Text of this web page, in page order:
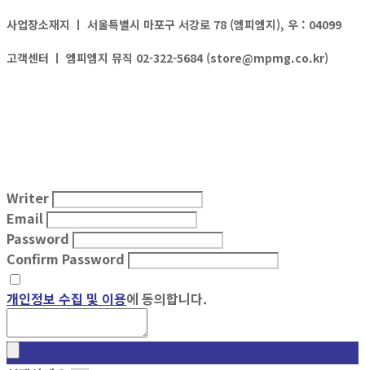
사업장소재지 ㅣ 서울특별시 마포구 서강로 78 (엠피엠지), 우 : 04099
고객센터 ㅣ 엠피엠지 뮤직 02-322-5684 (store@mpmg.co.kr)
Writer
Email
Password
Confirm Password
개인정보 수집 및 이용에 동의합니다.